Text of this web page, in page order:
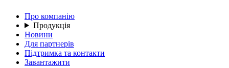
Про компанію
Продукція
Новини
Для партнерів
Підтримка та контакти
Завантажити